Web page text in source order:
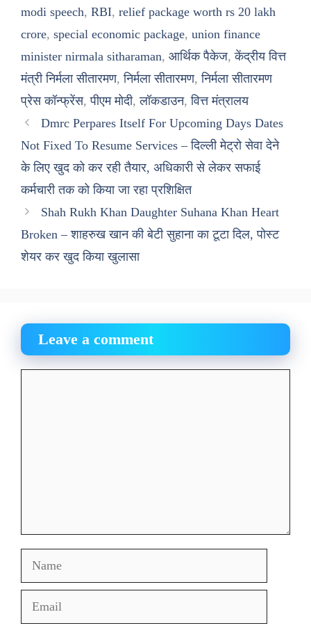
modi speech, RBI, relief package worth rs 20 lakh
crore, special economic package, union finance
minister nirmala sitharaman, आर्थिक पैकेज,केंद्रीय वित्त
मंत्री निर्मला सीतारमण,निर्मला सीतारमण,निर्मला सीतारमण
प्रेस कॉन्फ्रेंस,पीएम मोदी,लॉकडाउन,वित्त मंत्रालय
Dmrc Perpares Itself For Upcoming Days Dates
Not Fixed To Resume Services – दिल्ली मेट्रो सेवा देने
के लिए खुद को कर रही तैयार, अधिकारी से लेकर सफाई
कर्मचारी तक को किया जा रहा प्रशिक्षित
Shah Rukh Khan Daughter Suhana Khan Heart
Broken – शाहरुख खान की बेटी सुहाना का टूटा दिल, पोस्ट
शेयर कर खुद किया खुलासा
Leave a comment
Name
Email